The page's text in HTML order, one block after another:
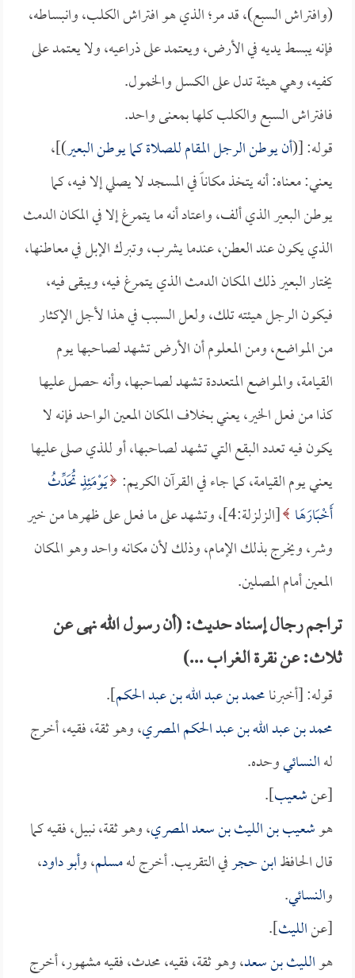
(وافتراش السبع)، قد مر؛ الذي هو افتراش الكلب، وانبساطه،
فإنه يبسط يديه في الأرض، ويعتمد على ذراعيه، ولا يعتمد على
كفيه، وهي هيئة تدل على الكسل والخمول.
فافتراش السبع والكلب كلها بمعنى واحد.
قوله: [(أن يوطن الرجل المقام للصلاة كما يوطن البعير)]،
يعني: معناه: أنه يتخذ مكاناً في المسجد لا يصلي إلا فيه، كما
يوطن البعير الذي ألف، واعتاد أنه ما يتمرغ إلا في المكان الدمث
الذي يكون عند العطن، عندما يشرب، وتبرك الإبل في معاطنها،
يختار البعير ذلك المكان الدمث الذي يتمرغ فيه، ويبقى فيه،
فيكون الرجل هيئته تلك، ولعل السبب في هذا لأجل الإكثار
من المواضع، ومن المعلوم أن الأرض تشهد لصاحبها يوم
القيامة، والمواضع المتعددة تشهد لصاحبها، وأنه حصل عليها
كذا من فعل الخير، يعني بخلاف المكان المعين الواحد فإنه لا
يكون فيه تعدد البقع التي تشهد لصاحبها، أو للذي صلى عليها
يعني يوم القيامة، كما جاء في القرآن الكريم: يَوْمَئِذٍ تُحَدِّثُ
أَخْبَارَهَا
[الزلزلة:4]، وتشهد على ما فعل على ظهرها من خير
وشر، ويخرج بذلك الإمام، وذلك لأن مكانه واحد وهو المكان
المعين أمام المصلين.
تراجم رجال إسناد حديث: (أن رسول الله نهى عن
ثلاث: عن نقرة الغراب ...)
قوله: [أخبرنامحمد بن عبد الله بن عبد الحكم].
محمد بن عبد الله بن عبد الحكم المصري، وهو ثقة، فقيه، أخرج
لهالنسائيوحده.
[عنشعيب].
هوشعيب بن الليث بن سعد المصري، وهو ثقة، نبيل، فقيه كما
قال الحافظابن حجرفي التقريب. أخرج لهمسلم، وأبو داود،
والنسائي.
[عنالليث].
هوالليث بن سعد، وهو ثقة، فقيه، محدث، فقيه مشهور، أخرج